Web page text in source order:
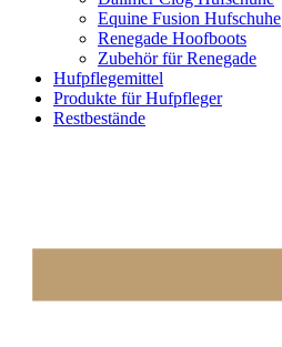
Equine Fusion Hufschuhe
Renegade Hoofboots
Zubehör für Renegade
Hufpflegemittel
Produkte für Hufpfleger
Restbestände